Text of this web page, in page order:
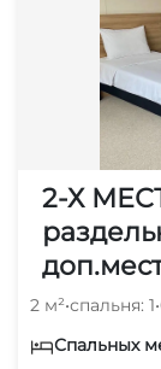
2-Х
2 м²•спальня: 1•
Спальных